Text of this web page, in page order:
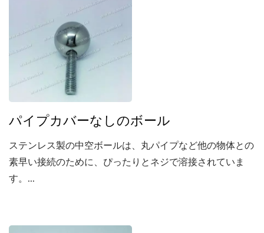
パイプカバーなしのボール
ステンレス製の中空ボールは、丸パイプなど他の物体との
素早い接続のために、ぴったりとネジで溶接されていま
す。...